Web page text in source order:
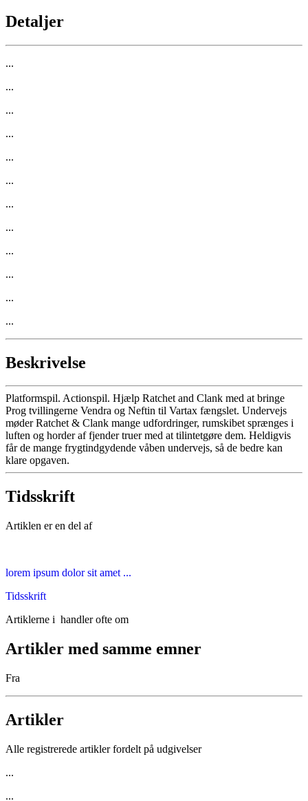
Detaljer
...
...
...
...
...
...
...
...
...
...
...
...
Beskrivelse
Platformspil. Actionspil. Hjælp Ratchet and Clank med at bringe
Prog tvillingerne Vendra og Neftin til Vartax fængslet. Undervejs
møder Ratchet & Clank mange udfordringer, rumskibet sprænges i
luften og horder af fjender truer med at tilintetgøre dem. Heldigvis
får de mange frygtindgydende våben undervejs, så de bedre kan
klare opgaven.
Tidsskrift
Artiklen er en del af
lorem ipsum dolor sit amet ...
Tidsskrift
Artiklerne i handler ofte om
Artikler med samme emner
Fra
Artikler
Alle registrerede artikler fordelt på udgivelser
...
...